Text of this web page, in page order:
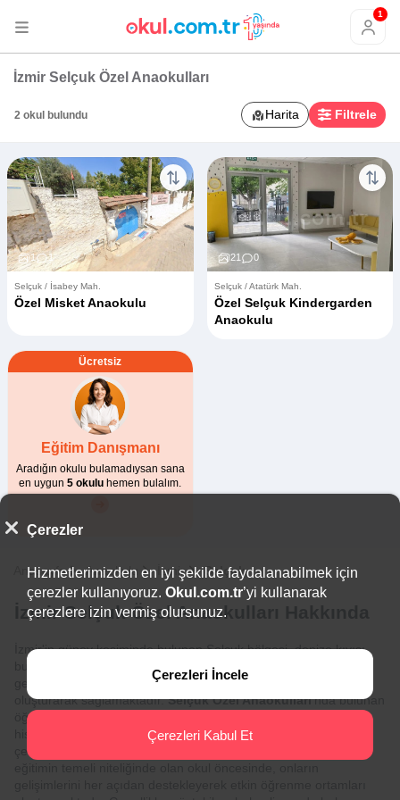
1
İzmir Selçuk Özel Anaokulları
2 okul bulundu Harita Filtrele
1 1
Selçuk / İsabey Mah.
Özel Misket Anaokulu
21 0
Selçuk / Atatürk Mah.
Özel Selçuk Kindergarden
Anaokulu
Ücretsiz
Eğitim Danışmanı
Aradığın okulu bulamadıysan sana
en uygun5 okulu hemen bulalım.
Anasayfa Anaokulu İzmir Selçuk
İzmir Selçuk Özel Anaokulları Hakkında
İzmir'in güney kesiminde bulunan Selçuk bölgesi, denize kıyısı
özel anaokulları
gelişimlerini samimi ve aile sıcaklığındaki eğitim ortamları
oluşturarak sağlamaktadır.Selçuk Özel Anaokulları'nda bulunan
öğrenciler yapılan çalışmalar ile kendilerini evlerinde
hissetmektedir. Öğrenci konusundaki hassasiyeti ile dikkat
çekmekte olan
Çerezler
Hizmetlerimizden en iyi şekilde faydalanabilmek için
çerezler kullanıyoruz. Okul.com.tr’yi kullanarak
çerezlere izin vermiş olursunuz.
Çerezleri İncele
Çerezleri Kabul Et